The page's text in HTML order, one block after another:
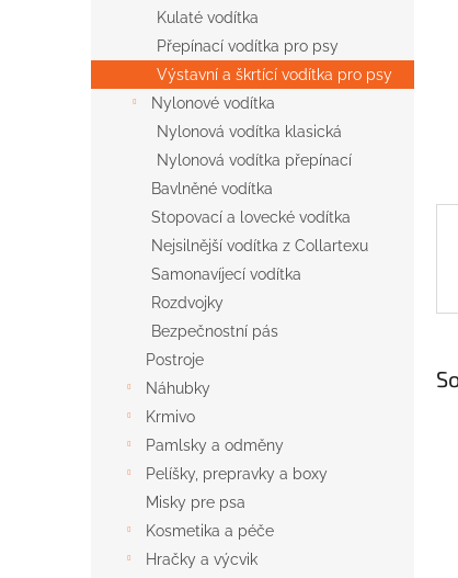
l
Kulaté vodítka
Přepínací vodítka pro psy
Výstavní a škrtící vodítka pro psy
Nylonové vodítka
Nylonová vodítka klasická
Nylonová vodítka přepínací
Bavlněné vodítka
Stopovací a lovecké vodítka
Nejsilnější vodítka z Collartexu
Samonavíjecí vodítka
Rozdvojky
Bezpečnostní pás
Postroje
Náhubky
Krmivo
Pamlsky a odměny
Pelíšky, prepravky a boxy
Misky pre psa
Kosmetika a péče
Hračky a výcvik